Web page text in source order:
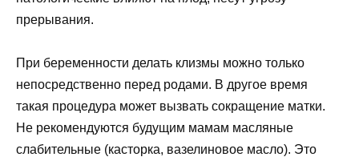
прерывания.
При беременности делать клизмы можно только
непосредственно перед родами. В другое время
такая процедура может вызвать сокращение матки.
Не рекомендуются будущим мамам масляные
слабительные (касторка, вазелиновое масло). Это